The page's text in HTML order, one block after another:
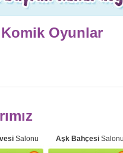
Oyunlar
Salonu Aşk Bahçesi